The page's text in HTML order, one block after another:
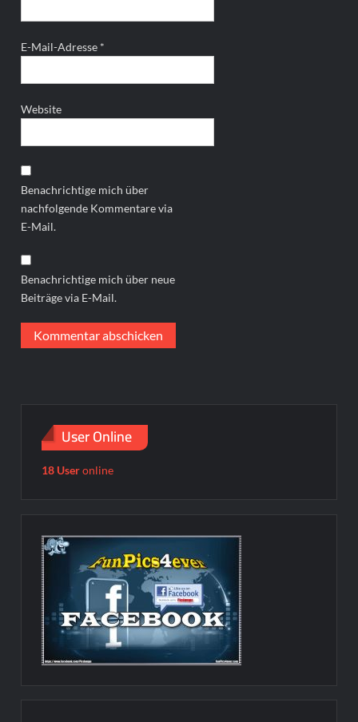
E-Mail-Adresse *
Website
Benachrichtige mich über
nachfolgende Kommentare via
E-Mail.
Benachrichtige mich über neue
Beiträge via E-Mail.
User Online
18 Useronline